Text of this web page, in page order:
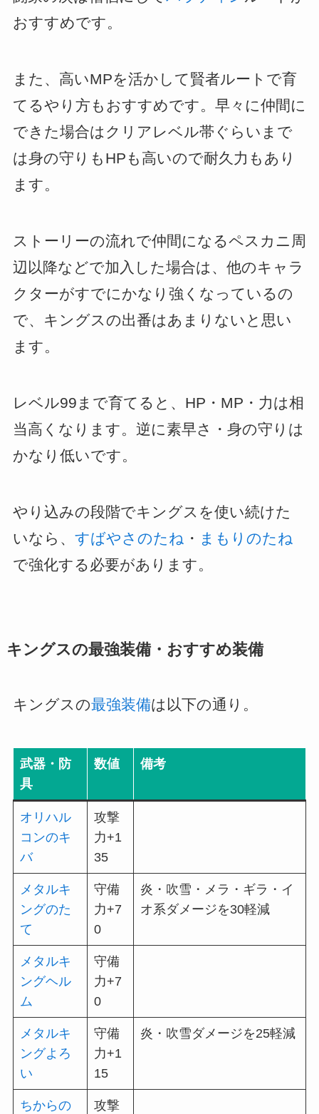
おすすめです。
また、高いMPを活かして賢者ルートで育
てるやり方もおすすめです。早々に仲間に
できた場合はクリアレベル帯ぐらいまで
は身の守りもHPも高いので耐久力もあり
ます。
ストーリーの流れで仲間になるペスカニ周
辺以降などで加入した場合は、他のキャラ
クターがすでにかなり強くなっているの
で、キングスの出番はあまりないと思い
ます。
レベル99まで育てると、HP・MP・力は相
当高くなります。逆に素早さ・身の守りは
かなり低いです。
やり込みの段階でキングスを使い続けた
いなら、 すばやさのたね ・ まもりのたね
で強化する必要があります。
キングスの最強装備・おすすめ装備
キングスの最強装備は以下の通り。
武器・防
具
数値 備考
オリハル
コンのキ
バ
攻撃
力+1
35
メタルキ
ングのた
て
守備
力+7
0
炎・吹雪・メラ・ギラ・イ
オ系ダメージを30軽減
メタルキ
ングヘル
ム
守備
力+7
0
メタルキ
ングよろ
い
守備
力+1
15
炎・吹雪ダメージを25軽減
ちからの 攻撃